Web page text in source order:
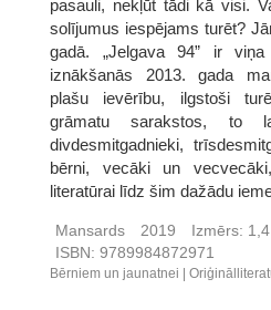
pasauli, nekļūt tādi kā visi.
solījumus iespējams turēt?
gadā. „Jelgava 94” ir
iznākšanās 2013. gada
plašu ievērību, ilgstoši
grāmatu sarakstos, to
divdesmitgadnieki,
bērni, vecāki un
literatūrai līdz šim dažādu
Mansards 2019 Izmērs:
ISBN: 9789984872971
Bērniem un jaunatnei